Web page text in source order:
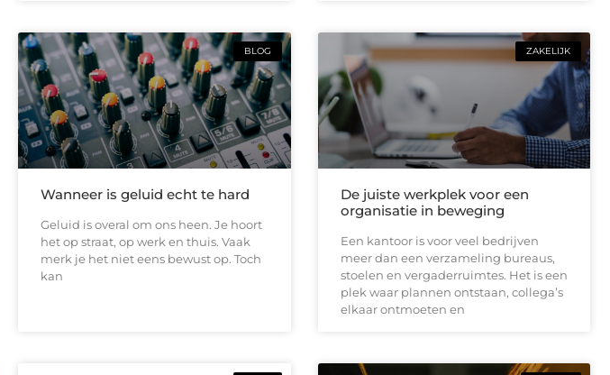
BLOG
Wanneer is geluid echt te hard
Geluid is overal om ons heen. Je hoort
het op straat, op werk en thuis. Vaak
merk je het niet eens bewust op. Toch
kan
ZAKELIJK
De juiste werkplek voor een
organisatie in beweging
Een kantoor is voor veel bedrijven
meer dan een verzameling bureaus,
stoelen en vergaderruimtes. Het is een
plek waar plannen ontstaan, collega’s
elkaar ontmoeten en